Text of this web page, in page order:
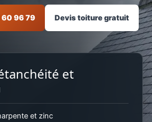
60 96 79 Devis toiture gratuit
et
et zinc